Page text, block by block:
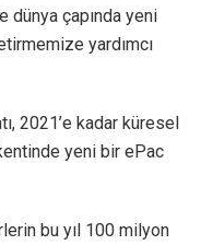
dünya çapında yeni
yardımcı
2021’e kadar küresel
yeni bir ePac
bu yıl 100 milyon